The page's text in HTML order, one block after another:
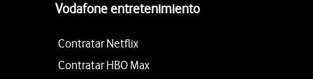
Vodafone entretenimiento
Contratar Netflix
Contratar HBO Max